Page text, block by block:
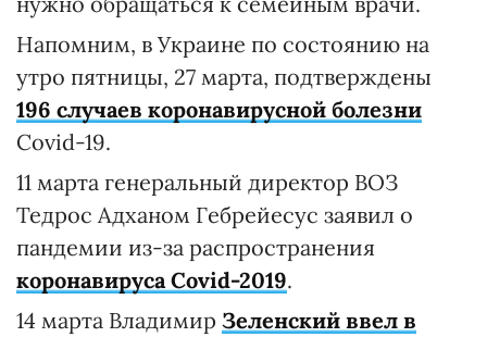
Напомним, в Украине по состоянию на
утро пятницы, 27 марта, подтверждены
196 случаев коронавирусной болезни
Covid-19.
11 марта генеральный директор ВОЗ
Тедрос Адханом Гебрейесус заявил о
пандемии из-за распространения
коронавируса Covid-2019.
14 марта Владимир Зеленский ввел в